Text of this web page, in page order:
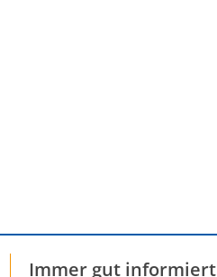
Immer gut informiert